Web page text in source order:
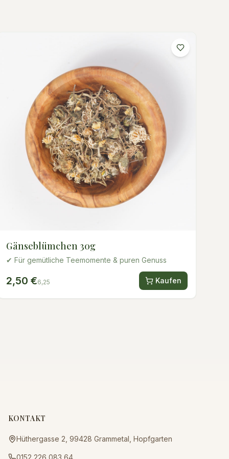
Gänseblümchen 30g
✔ Für gemütliche Teemomente & puren Genuss
2,50 €6,25 Kaufen
KONTAKT
Hüthergasse 2, 99428 Grammetal, Hopfgarten